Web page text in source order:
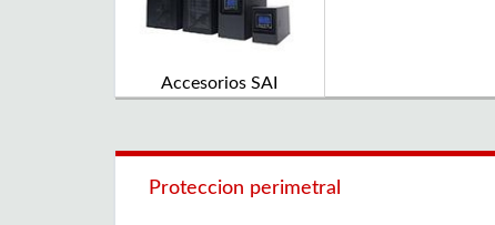
Accesorios SAI
Proteccion perimetral